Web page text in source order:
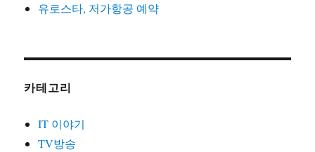
유로스타, 저가항공 예약
카테고리
IT 이야기
TV방송